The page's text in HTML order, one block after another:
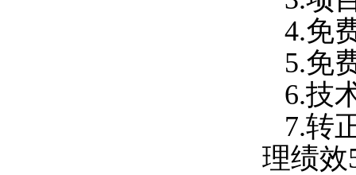
4.免
5.免
6.技
7.转
理绩效